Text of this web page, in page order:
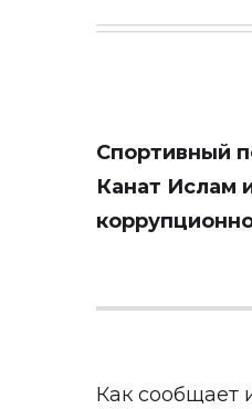
Спортивный
Канат Ислам
Как сообщает